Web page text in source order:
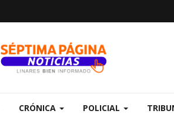
CRÓNICA POLICIAL